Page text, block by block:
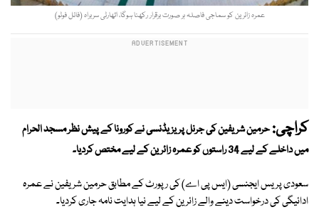
عمرہ زائرین کو سماجی فاصلہ ہر صورت برقرار رکھنا ہوگا، اتھارٹی سربراہ (فائل فوٹو)
کراچی:حرمین شریفین کی جرنل پریزیڈنسی نے کورونا کے پیش نظر مسجد الحرام
میں داخلے کے لیے 34 راستوں کو عمرہ زائرین کے لیے مختص کردیا۔
سعودی پریس ایجنسی (ایس پی اے) کی رپورٹ کے مطابق حرمین شریفین نے عمرہ
ادائیگی کی درخواست دینے والے زائرین کے لیے نیا ہدایت نامہ جاری کردیا۔